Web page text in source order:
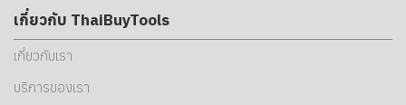
เกี่ยวกับ ThaiBuyTools
เกี่ยวกับเรา
บริการของเรา